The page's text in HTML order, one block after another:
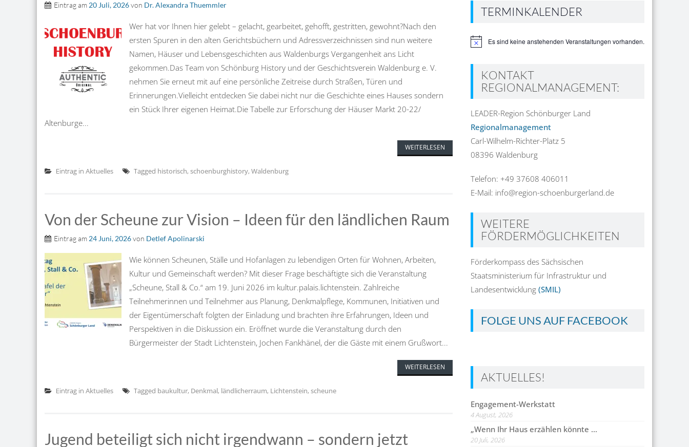
Eintrag am 20 Juli, 2026von Dr. Alexandra Thuemmler
Wer hat vor Ihnen hier gelebt – gelacht, gearbeitet, gehofft, gestritten, gewohnt?Nach den
ersten Spuren in den alten Gerichtsbüchern und Adressverzeichnissen sind nun weitere
Namen, Häuser und Lebensgeschichten aus Waldenburgs Vergangenheit ans Licht
gekommen.Das Team von Schönburg History und der Geschichtsverein Waldenburg e. V.
nehmen Sie erneut mit auf eine persönliche Zeitreise durch Straßen, Türen und
Erinnerungen.Vielleicht entdecken Sie dabei nicht nur die Geschichte eines Hauses sondern
ein Stück Ihrer eigenen Heimat.Die Tabelle zur Erforschung der Häuser Markt 20-22/
Altenburge...
WEITERLESEN
Eintrag in Aktuelles Tagged historisch, schoenburghistory, Waldenburg
Von der Scheune zur Vision – Ideen für den ländlichen Raum
Eintrag am 24 Juni, 2026von Detlef Apolinarski
Wie können Scheunen, Ställe und Hofanlagen zu lebendigen Orten für Wohnen, Arbeiten,
Kultur und Gemeinschaft werden? Mit dieser Frage beschäftigte sich die Veranstaltung
„Scheune, Stall & Co.“ am 19. Juni 2026 im kultur.palais.lichtenstein. Zahlreiche
Teilnehmerinnen und Teilnehmer aus Planung, Denkmalpflege, Kommunen, Initiativen und
der Eigentümerschaft folgten der Einladung und brachten ihre Erfahrungen, Ideen und
Perspektiven in die Diskussion ein. Eröffnet wurde die Veranstaltung durch den
Bürgermeister der Stadt Lichtenstein, Jochen Fankhänel, der die Gäste mit einem Grußwort...
WEITERLESEN
Eintrag in Aktuelles Tagged baukultur, Denkmal, ländlicherraum, Lichtenstein, scheune
Jugend beteiligt sich nicht irgendwann – sondern jetzt
TERMINKALENDER
HinweisEs sind keine anstehenden Veranstaltungen vorhanden.
KONTAKT
REGIONALMANAGEMENT:
LEADER-Region Schönburger Land
Regionalmanagement
Carl-Wilhelm-Richter-Platz 5
08396 Waldenburg
Telefon: +49 37608 406011
E-Mail: info@region-schoenburgerland.de
WEITERE
FÖRDERMÖGLICHKEITEN
Förderkompass des Sächsischen
Staatsministerium für Infrastruktur und
Landesentwicklung (SMIL)
FOLGE UNS AUF FACEBOOK
AKTUELLES!
Engagement-Werkstatt
4 August, 2026
„Wenn Ihr Haus erzählen könnte …
20 Juli, 2026